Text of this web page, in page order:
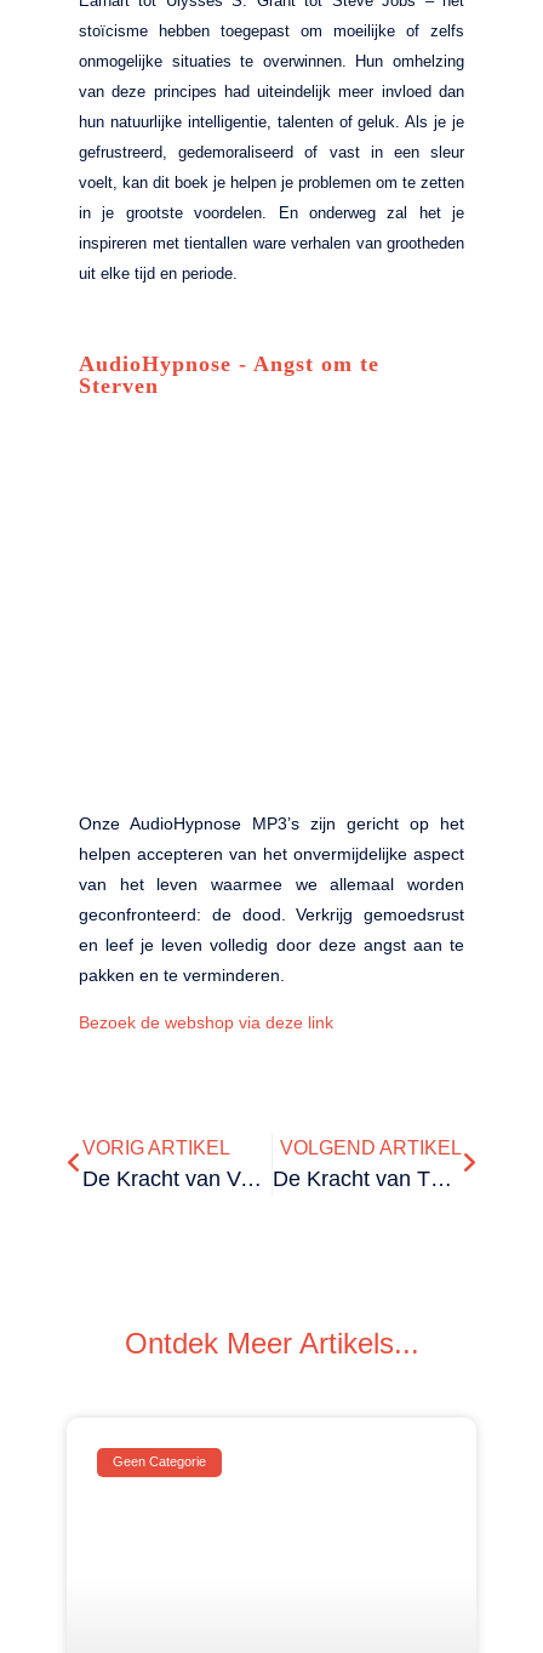
stoïcisme hebben toegepast om moeilijke of zelfs
onmogelijke situaties te overwinnen. Hun omhelzing
van deze principes had uiteindelijk meer invloed dan
hun natuurlijke intelligentie, talenten of geluk. Als je je
gefrustreerd, gedemoraliseerd of vast in een sleur
voelt, kan dit boek je helpen je problemen om te zetten
in je grootste voordelen. En onderweg zal het je
inspireren met tientallen ware verhalen van grootheden
uit elke tijd en periode.
AudioHypnose - Angst om te
Sterven
Onze AudioHypnose MP3’s zijn gericht op het
helpen accepteren van het onvermijdelijke aspect
van het leven waarmee we allemaal worden
geconfronteerd: de dood. Verkrijg gemoedsrust
en leef je leven volledig door deze angst aan te
pakken en te verminderen.
Bezoek de webshop via deze link
VORIG ARTIKEL
De Kracht van Vertragen
VOLGEND ARTIKEL
De Kracht van Therapie
Ontdek Meer Artikels...
Geen Categorie